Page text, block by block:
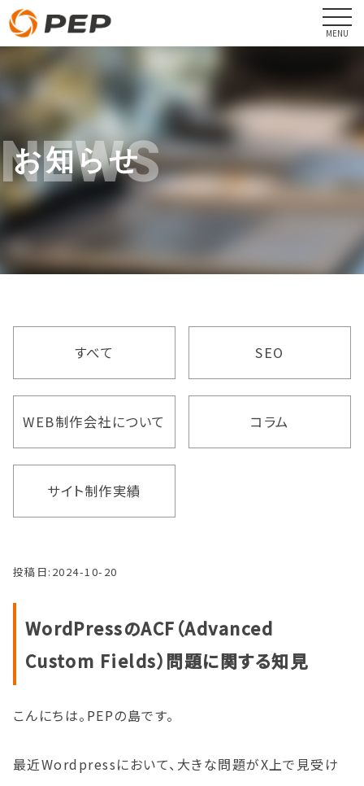
NEWS
お知らせ
すべて SEO
WEB制作会社について コラム
サイト制作実績
投稿日: 2024-10-20
WordPressのACF（Advanced
Custom Fields）問題に関する知見
こんにちは。PEPの島です。
最近Wordpressにおいて、大きな問題がX上で見受け